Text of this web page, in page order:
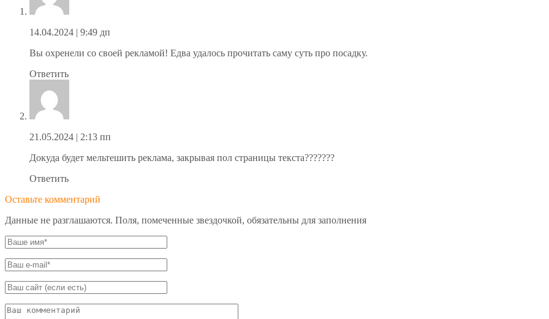
14.04.2024
| 9:49 дп
Вы охренели со своей рекламой! Едва удалось прочитать саму суть про посадку.
Ответить
21.05.2024
| 2:13 пп
Докуда будет мельтешить реклама, закрывая пол страницы текста???????
Ответить
Оставьте комментарий
Данные не разглашаются. Поля, помеченные звездочкой, обязательны для заполнения